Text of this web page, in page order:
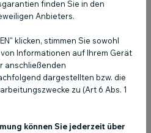
Mit COCO können Sie
Vorlagen und
auf aktuellen Social-
in Echtzeit mit detaillierten
finden Sie in den
Anbieters.
klicken, stimmen Sie sowohl
Informationen auf Ihrem Gerät
anschließenden
dargestellten bzw. die
zu (Art 6 Abs. 1
können Sie jederzeit über